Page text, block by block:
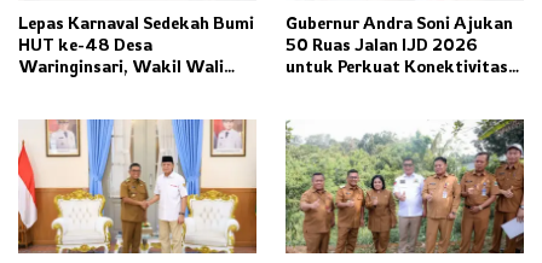
Lepas Karnaval Sedekah Bumi
HUT ke-48 Desa
Waringinsari, Wakil Wali
Pelestarian Budaya
Gubernur Andra Soni Ajukan
50 Ruas Jalan IJD 2026
untuk Perkuat Konektivitas